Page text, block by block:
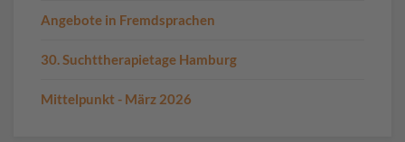
Angebote in Fremdsprachen
30. Suchttherapietage Hamburg
Mittelpunkt - März 2026